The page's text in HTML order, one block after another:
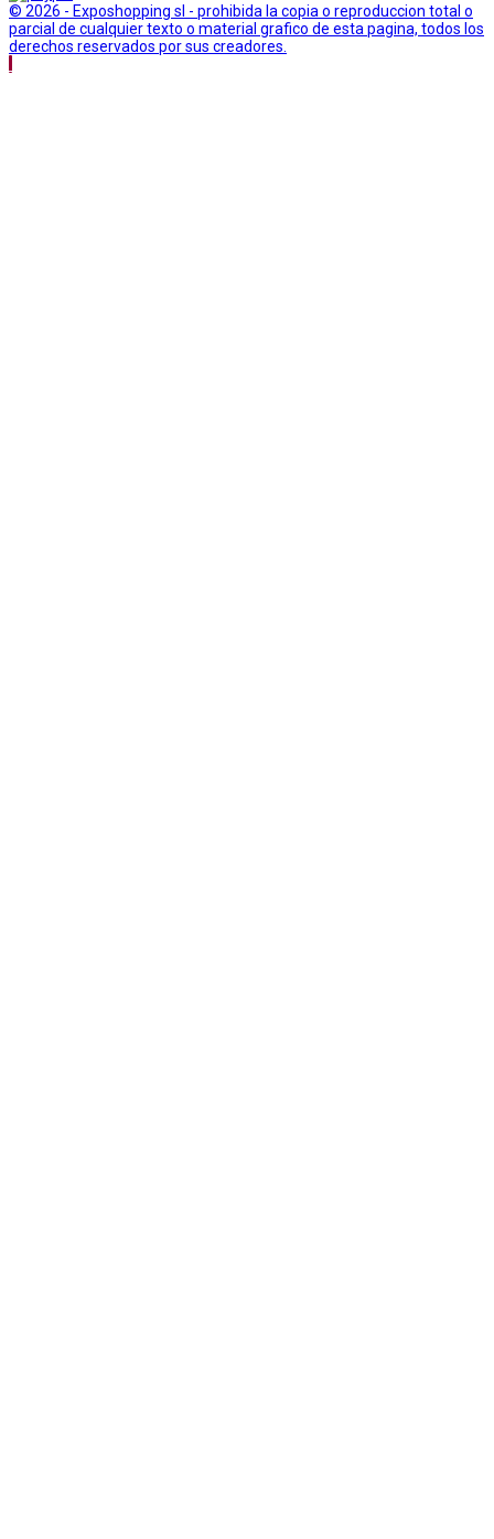
© 2026 - Exposhopping sl - prohibida la copia o reproduccion total o
parcial de cualquier texto o material grafico de esta pagina, todos los
derechos reservados por sus creadores.